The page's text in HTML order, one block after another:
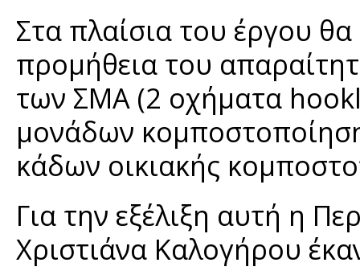
Στα πλαίσια του έργου
προμήθεια του
των ΣΜΑ (2 οχήματα
μονάδων
κάδων οικιακής
Για την εξέλιξη αυτή η
Χριστιάνα Καλογήρου